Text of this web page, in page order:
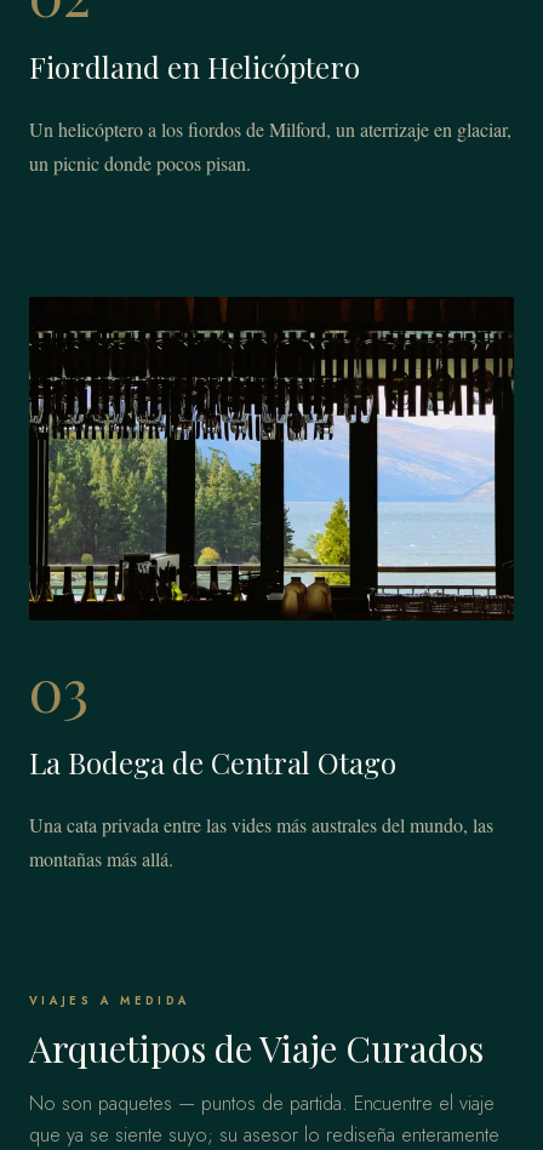
Fiordland en Helicóptero
Un helicóptero a los fiordos de Milford, un aterrizaje en glaciar,
un picnic donde pocos pisan.
03
La Bodega de Central Otago
Una cata privada entre las vides más australes del mundo, las
montañas más allá.
VIAJES A MEDIDA
Arquetipos de Viaje Curados
No son paquetes — puntos de partida. Encuentre el viaje
que ya se siente suyo; su asesor lo rediseña enteramente